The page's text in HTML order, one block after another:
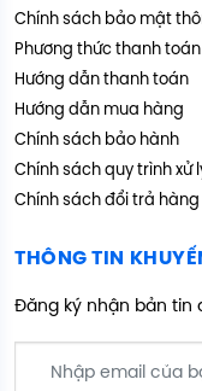
Chính sách bảo mật
Phương thức thanh toán
Hướng dẫn thanh toán
Hướng dẫn mua hàng
Chính sách bảo hành
Chính sách quy trình xử
Chính sách đổi trả hàng
THÔNG TIN
Đăng ký nhận bản tin